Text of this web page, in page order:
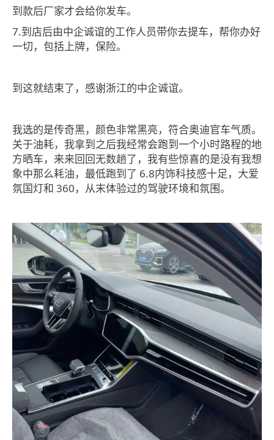
到款后厂家才会给你发车。
7.到店后由中企诚谊的工作人员带你去提车，帮你办好
一切，包括上牌，保险。
到这就结束了，感谢浙江的中企诚谊。
我选的是传奇黑，颜色非常黑亮，符合奥迪官车气质。
关于油耗，我拿到之后我经常会跑到一个小时路程的地
方晒车，来来回回无数趟了，我有些惊喜的是没有我想
象中那么耗油，最低跑到了 6.8内饰科技感十足，大爱
氛国灯和 360，从末体验过的驾驶环境和氛围。